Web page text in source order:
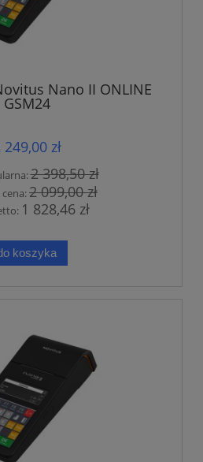
Nano II ONLINE
GSM24
249,00 zł
2 398,50 zł
2 099,00 zł
1 828,46 zł
koszyka